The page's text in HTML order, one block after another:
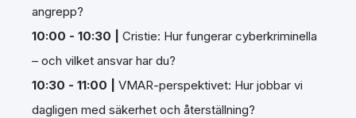
angrepp?
10:00 - 10:30 |
Cristie: Hur fungerar cyberkriminella
– och vilket ansvar har du?
10:30 - 11:00 |
VMAR-perspektivet: Hur jobbar vi
dagligen med säkerhet och återställning?